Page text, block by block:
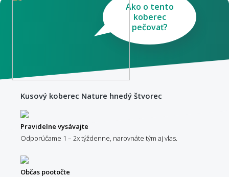
Ako o tento
koberec
pečovať?
Kusový koberec Nature hnedý štvorec
Pravidelne vysávajte
Odporúčame 1 – 2x týždenne, narovnáte tým aj vlas.
Občas pootočte